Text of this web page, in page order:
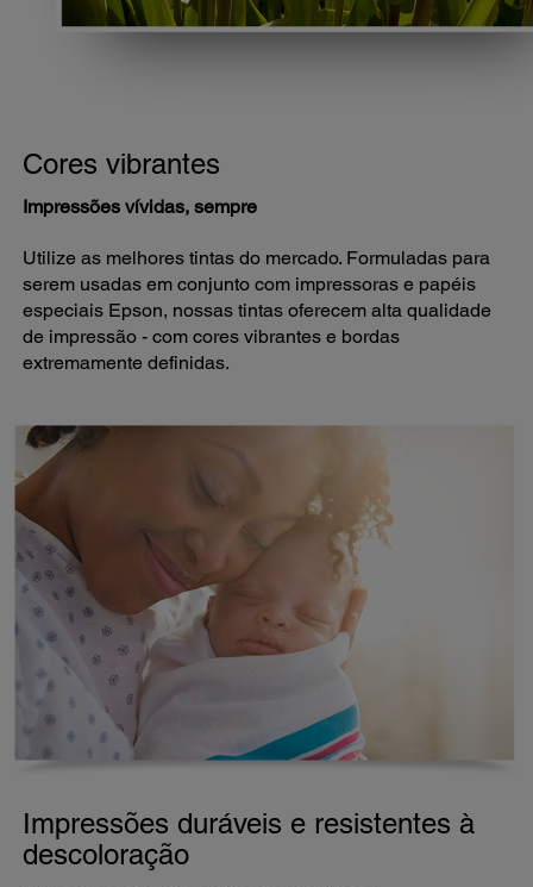
Cores vibrantes
Impressões vívidas, sempre
Utilize as melhores tintas do mercado. Formuladas para
serem usadas em conjunto com impressoras e papéis
especiais Epson, nossas tintas oferecem alta qualidade
de impressão - com cores vibrantes e bordas
extremamente definidas.
Impressões duráveis e resistentes à
descoloração